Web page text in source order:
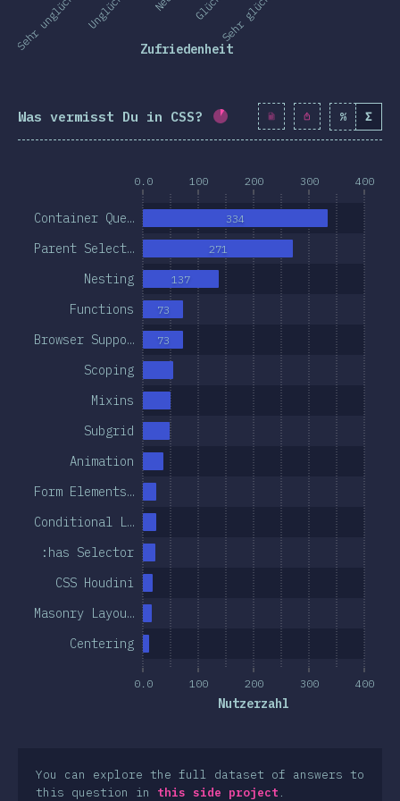
Zufriedenheit
Was vermisst Du in CSS? Fortschritt: 8.9% 1028
% Σ
0.0 100 200 300 400
0.0 100 200 300 400
Nutzerzahl
Centering
Masonry Layou…
CSS Houdini
:has Selector
Conditional L…
Form Elements…
Animation
Subgrid
Mixins
Scoping
Browser Suppo…
Functions
Nesting
Parent Select…
Container Que…
73
73
137
271
334
You can explore the full dataset of answers to
this question in this side project .